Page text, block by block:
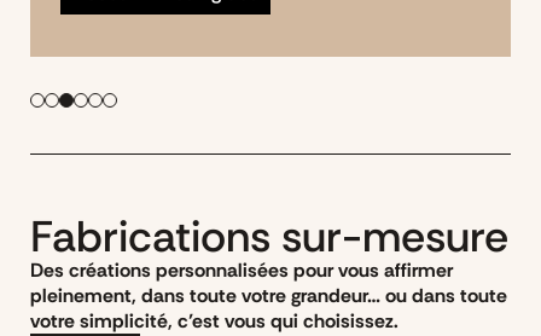
Fabrications sur-mesure
Des créations personnalisées pour vous affirmer
pleinement, dans toute votre grandeur… ou dans toute
votre simplicité, c’est vous qui choisissez.